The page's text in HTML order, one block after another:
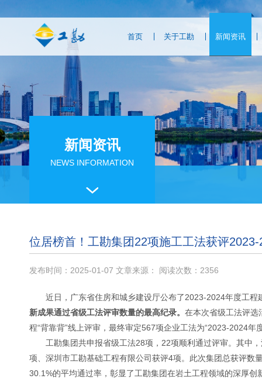
首页 关于工勘 新闻资讯
新闻资讯
NEWS INFORMATION
位居榜首！工勘集团22项施工工法获评
发布时间：2025-01-07 文章来源： 阅读次数：2356
近日，广东省住房和城乡建设厅公布了2023-2024年度工程
新成果通过省级工法评审数量的最高纪录。 在本次省级工法评选
程“背靠背”线上评审，最终审定567项企业工法为“2023-2024年
工勘集团共申报省级工法28项， 22项顺利通过评审。其中
项、深圳市工勘基础工程有限公司获评4项。此次集团总获评数
30.1%的平均通过率，彰显了工勘集团在岩土工程领域的深厚创